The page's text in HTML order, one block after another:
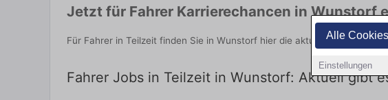
Alle
Einstellungen
Jetzt für Fahrer Karrierechancen in Wunstorf
Für Fahrer in Teilzeit finden Sie in Wunstorf hier die aktuellsten
Fahrer Jobs in Teilzeit in Wunstorf: Aktuell gibt